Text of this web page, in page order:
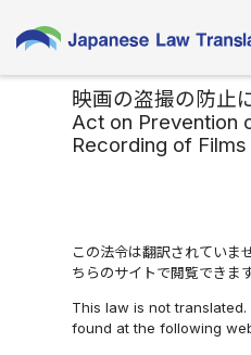
映画の盗撮の防止
Act on Prevention
Recording of Films
この法令は翻訳されていま
ちらのサイトで閲覧できま
This law is not
found at the following